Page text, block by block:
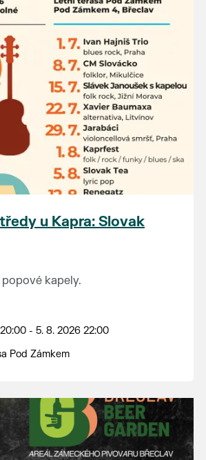
u Kapra: Slovak
kapely.
- 5. 8. 2026 22:00
Pod Zámkem